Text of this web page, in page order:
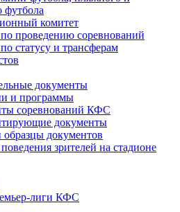
футбола
комитет
проведению соревнований
статусу и трансферам
документы
и программы
соревнований КФС
документы
образцы документов
зрителей на стадионе
лиги КФС